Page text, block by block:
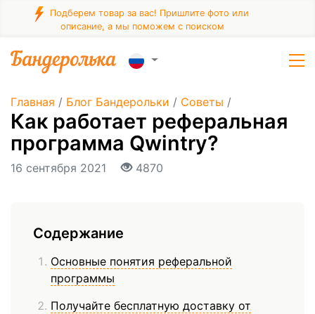
Подберем товар за вас! Пришлите фото или
описание, а мы поможем с поиском
Главная / Блог Бандерольки / Советы /
Как работает реферальная
программа Qwintry?
16 сентября 2021 4870
Содержание
Основные понятия реферальной
программы
Получайте бесплатную доставку от